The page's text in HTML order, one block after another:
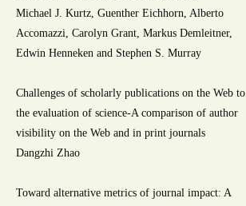
Michael J. Kurtz, Guenther Eichhorn, Alberto
Accomazzi, Carolyn Grant, Markus Demleitner,
Edwin Henneken and Stephen S. Murray
Challenges of scholarly publications on the Web to
the evaluation of science-A comparison of author
visibility on the Web and in print journals
Dangzhi Zhao
Toward alternative metrics of journal impact: A